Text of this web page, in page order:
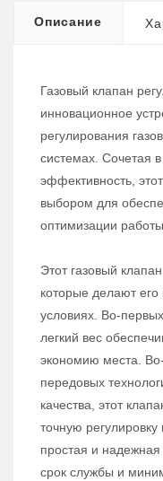
Описание
Газовый клапан
инновационное
регулирования
системах. Сочетая
эффективность,
выбором для
оптимизации
Этот газовый
которые делают
условиях. Во-
легкий вес
экономию места.
передовых
качества, этот
точную регулировку
простая и надежная
срок службы и